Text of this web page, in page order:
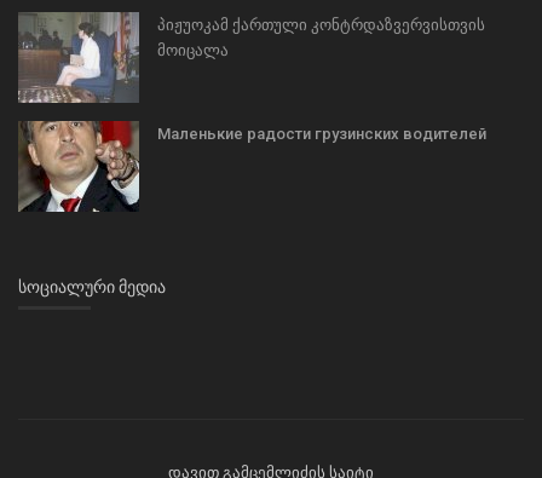
პიჟუოკამ ქართული კონტრდაზვერვისთვის
მოიცალა
Маленькие радости грузинских водителей
ᲡᲝᲪᲘᲐᲚᲣᲠᲘ ᲛᲔᲓᲘᲐ
დავით გამცემლიძის საიტი